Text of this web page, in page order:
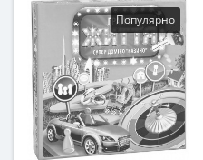
Популярно